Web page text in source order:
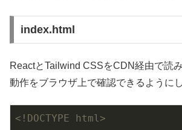
index.html
ReactとTailwind CSSをCDN経由で読
動作をブラウザ上で確認できるようにし
<!DOCTYPE html>